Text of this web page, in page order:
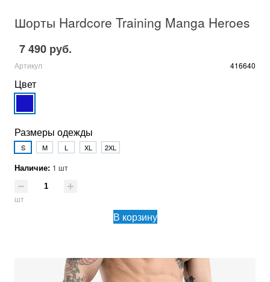
Шорты Hardcore Training Manga Heroes
7 490 руб.
Артикул 416640
Цвет
Размеры одежды
S M L XL 2XL
Наличие: 1 шт
шт
В корзину